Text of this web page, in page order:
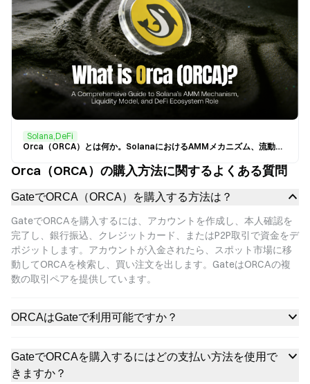
Solana,DeFi
Orca（ORCA）とは何か。SolanaにおけるAMMメカニズム、流動性モデル、そしてDeFiエコシステムで果たす役割を詳しく解説します。
Orca（ORCA）の購入方法に関するよくある質問
GateでORCA（ORCA）を購入する方法は？
GateでORCAを購入するには、アカウントを作成し、本人確認を
完了し、銀行振込、クレジットカード、またはP2P取引で資金をデ
ポジットします。アカウントが入金されたら、スポット市場に移
動してORCAを検索し、買い注文を出します。GateはORCAの複
数の取引ペアを提供しています。
ORCAはGateで利用可能ですか？
GateでORCAを購入するにはどの支払い方法を使用で
きますか？